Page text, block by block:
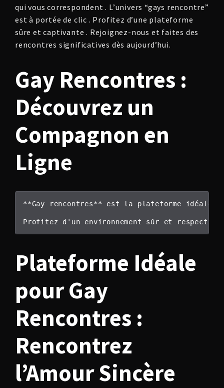
qui vous correspondent . L’univers “gays rencontre”
est à portée de clic . Profitez d’une plateforme
sûre et captivante . Rejoignez-nous et faites des
rencontres significatives dès aujourd’hui.
Gay Rencontres :
Découvrez un
Compagnon en
Ligne
**Gay rencontres** est la plateforme idéale
Plateforme Idéale
pour Gay
Rencontres :
Rencontrez
l’Amour Sincère